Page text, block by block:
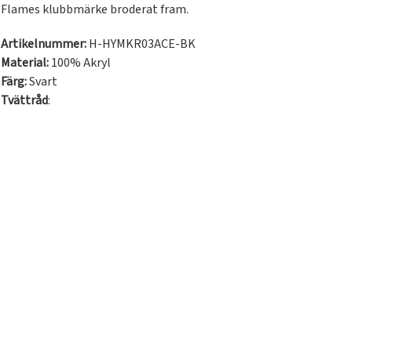
Flames klubbmärke broderat fram.
Artikelnummer:H-HYMKR03ACE-BK
Material:100% Akryl
Färg:Svart
Tvättråd: